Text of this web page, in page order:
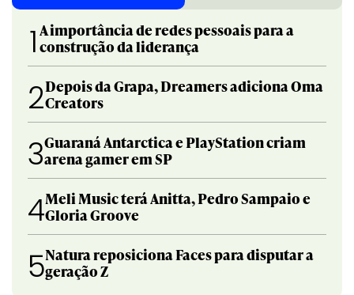
1 A importância de redes pessoais para a
construção da liderança
2Depois da Grapa, Dreamers adiciona Oma
Creators
3Guaraná Antarctica e PlayStation criam
arena gamer em SP
4Meli Music terá Anitta, Pedro Sampaio e
Gloria Groove
5Natura reposiciona Faces para disputar a
geração Z